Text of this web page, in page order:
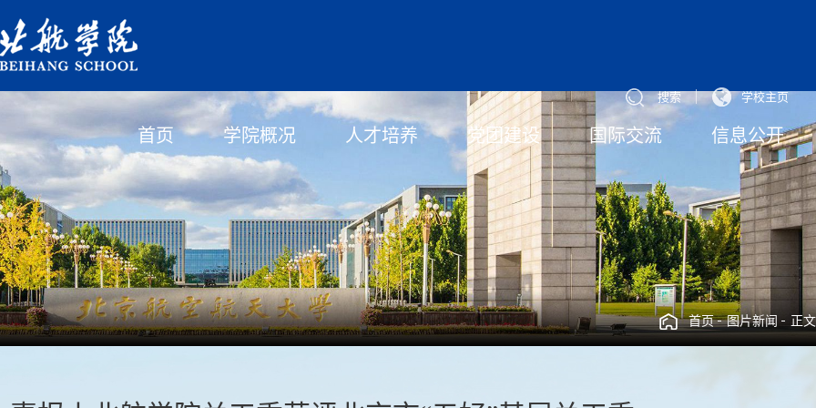
搜索 学校主页
首页 学院概况 人才培养 党团建设 国际交流 信息公开
首页 图片新闻 正文